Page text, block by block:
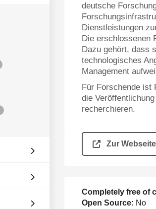
deutsche
Dienstleistungen
Die erschlossenen
Dazu gehört, dass
technologisches
Management
Für Forschende ist
die
recherchieren.
Zur Webseite
Completely free of
Open Source: No